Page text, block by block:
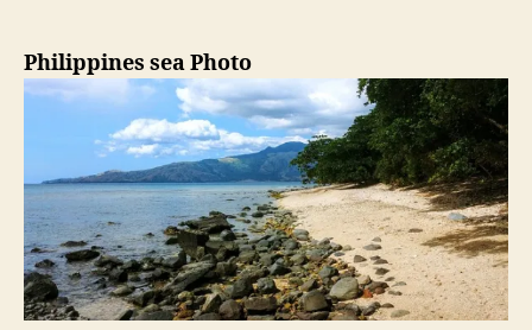
Philippines sea Photo